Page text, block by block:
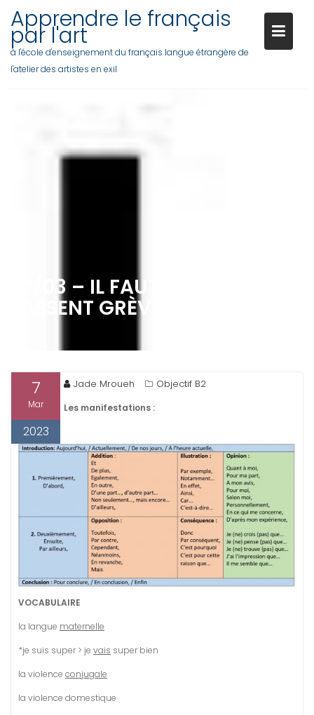
content
Apprendre le français
par l'art
à l'école d'enseignement du français langue étrangère de
l'atelier des artistes en exil
07/03 – IL FAUT QUE LES GENS
FASSENT GRÈVE !
7
Mar
2023
Jade Mroueh Objectif B2
Les manifestations :
VOCABULAIRE
la langue maternelle
*je suis super > je vais super bien
la violence conjugale
la violence domestique